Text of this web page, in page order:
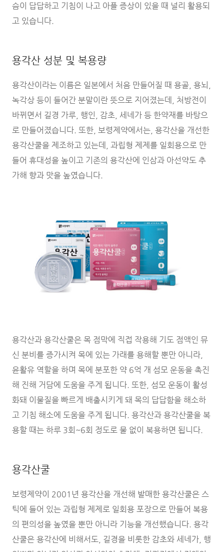
슴이 답답하고 기침이 나고 아플 증상이 있을 때 널리 활용되
고 있습니다.
용각산 성분 및 복용량
용각산이라는 이름은 일본에서 처음 만들어질 때 용골, 용뇌,
녹각상 등이 들어간 분말이란 뜻으로 지어졌는데, 처방전이
바뀌면서 길경 가루, 행인, 감초, 세네가 등 한약재를 바탕으
로 만들어졌습니다. 또한, 보령제약에서는, 용각산을 개선한
용각산쿨을 제조하고 있는데, 과립형 제제를 일회용으로 만
들어 휴대성을 높이고 기존의 용각산에 인삼과 아선약도 추
가해 향과 맛을 높였습니다.
용각산과 용각산쿨은 목 점막에 직접 작용해 기도 점액인 뮤
신 분비를 증가시켜 목에 있는 가래를 용해할 뿐만 아니라,
윤활유 역할을 하며 목에 분포한 약 6억 개 섬모 운동을 촉진
해 진해 거담에 도움을 주게 됩니다. 또한, 섬모 운동이 활성
화돼 이물질을 빠르게 배출시키게 돼 목의 답답함을 해소하
고 기침 해소에 도움을 주게 됩니다. 용각산과 용각산쿨을 복
용할 때는 하루 3회~6회 정도로 물 없이 복용하면 됩니다.
용각산쿨
보령제약이 2001년 용각산을 개선해 발매한 용각산쿨은 스
틱에 들어 있는 과립형 제제로 일회용 포장으로 만들어 복용
의 편의성을 높였을 뿐만 아니라 기능을 개선했습니다. 용각
산쿨은 용각산에 비해서도, 길경을 비롯한 감초와 세네가, 행